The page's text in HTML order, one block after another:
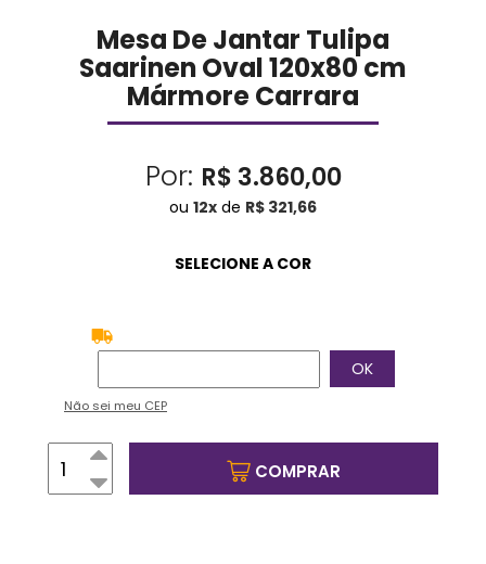
Mesa De Jantar Tulipa
Saarinen Oval 120x80 cm
Mármore Carrara
Por: R$ 3.860,00
ou 12x de R$ 321,66
Não sei meu CEP
COMPRAR